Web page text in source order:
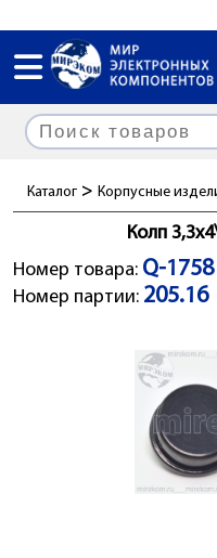
Каталог > Корпусные
Колп
Номер товара: Q-
Номер партии: 205.16